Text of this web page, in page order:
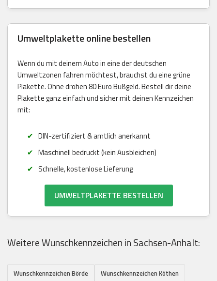
Umweltplakette online bestellen
Wenn du mit deinem Auto in eine der deutschen
Umweltzonen fahren möchtest, brauchst du eine grüne
Plakette. Ohne drohen 80 Euro Bußgeld. Bestell dir deine
Plakette ganz einfach und sicher mit deinen Kennzeichen
mit:
DIN-zertifiziert & amtlich anerkannt
Maschinell bedruckt (kein Ausbleichen)
Schnelle, kostenlose Lieferung
UMWELTPLAKETTE BESTELLEN
Weitere Wunschkennzeichen in Sachsen-Anhalt:
Wunschkennzeichen Börde
Wunschkennzeichen Köthen